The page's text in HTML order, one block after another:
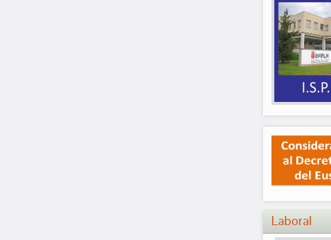
Laboral